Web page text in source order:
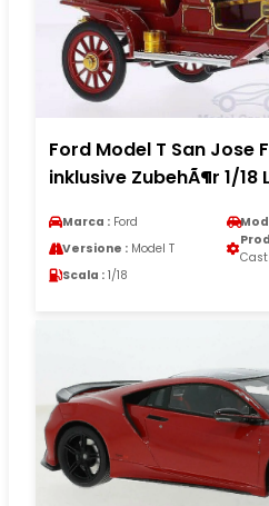
Ford Model T San Jose
inklusive ZubehÃ¶r 1/18
Marca : Ford
Versione : Model T
Cast
Scala : 1/18